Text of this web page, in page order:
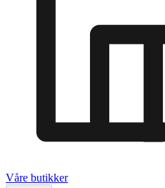
Våre butikker